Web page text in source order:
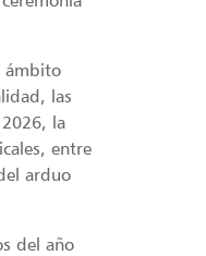
ámbito
las
la
entre
arduo
del año